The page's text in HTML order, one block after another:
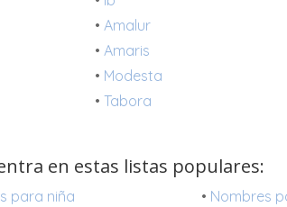
•Amalur
•Amaris
• Modesta
•Tabora
en estas listas populares:
para niña • Nombres